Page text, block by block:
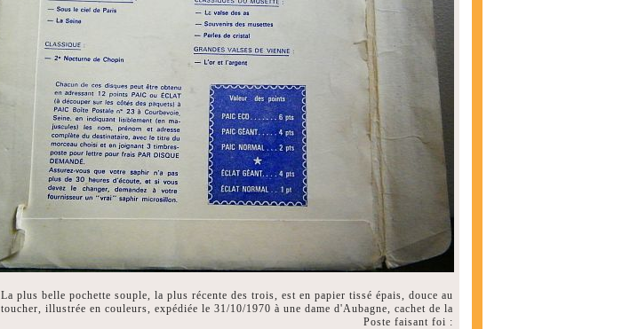
La plus belle pochette souple, la plus récente des trois, est en papier tissé épais, douce au
toucher, illustrée en couleurs, expédiée le 31/10/1970 à une dame d'Aubagne, cachet de la
Poste faisant foi :